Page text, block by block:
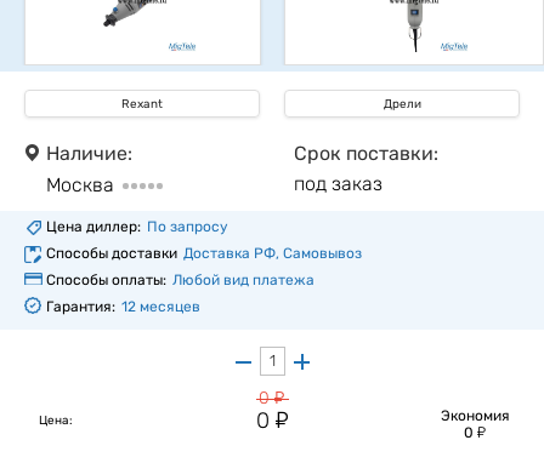
Rexant Дрели
Наличие:
Москва
Срок поставки:
под заказ
Цена диллер: По запросу
Способы доставки Доставка РФ, Самовывоз
Способы оплаты: Любой вид платежа
Гарантия: 12 месяцев
Цена:
0у
0 у
Экономия
0у